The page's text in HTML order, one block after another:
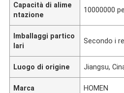
Capacità di alime
ntazione
10000000
Imballaggi partico
lari
Secondo i
Luogo di origine Jiangsu,
Marca HOMEN